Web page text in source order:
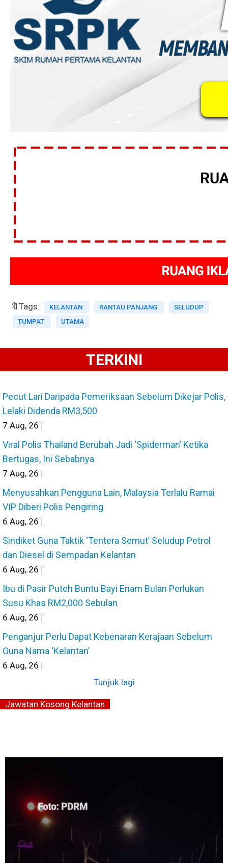
🔖Tags: KELANTAN RANTAU PANJANG
SELUDUP
TUMPAT
UTAMA
TERKINI
Pecut Lari Daripada Pemeriksaan Sebelum Dikejar Polis,
Lelaki Didenda RM3,500
7 Aug, 26 |
Viral Polis Thailand Berubah Jadi ‘Spiderman’ Ketika
Bertugas, Ini Sebabnya
7 Aug, 26 |
Menyusahkan Pengguna Lain, Malaysia Terlalu Ramai
VIP Diberi Polis Pengiring
6 Aug, 26 |
Sindiket Guna Taktik ‘Tentera Semut’ Seludup Petrol
dan Diesel di Sempadan Kelantan
6 Aug, 26 |
Ibu di Pasir Puteh Buntu Bayi Enam Bulan Perlukan
Susu Khas RM2,000 Sebulan
6 Aug, 26 |
Penganjur Perlu Dapat Kebenaran Kerajaan Sebelum
Guna Nama ‘Kelantan’
6 Aug, 26 |
Tunjuk lagi
Jawatan Kosong Kelantan